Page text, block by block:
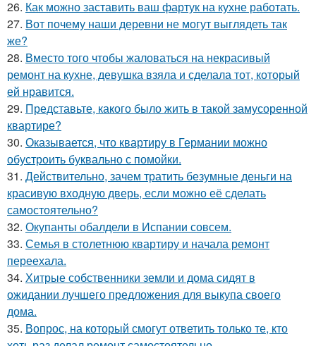
26. Как можно заставить ваш фартук на кухне работать.
27. Вот почему наши деревни не могут выглядеть так
же?
28. Вместо того чтобы жаловаться на некрасивый
ремонт на кухне, девушка взяла и сделала тот, который
ей нравится.
29. Представьте, какого было жить в такой замусоренной
квартире?
30. Оказывается, что квартиру в Германии можно
обустроить буквально с помойки.
31. Действительно, зачем тратить безумные деньги на
красивую входную дверь, если можно её сделать
самостоятельно?
32. Окупанты обалдели в Испании совсем.
33. Семья в столетнюю квартиру и начала ремонт
переехала.
34. Хитрые собственники земли и дома сидят в
ожидании лучшего предложения для выкупа своего
дома.
35. Вопрос, на который смогут ответить только те, кто